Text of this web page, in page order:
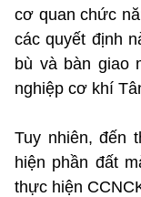
cơ quan chức
các quyết định
bù và bàn giao
nghiệp cơ khí
Tuy nhiên, đến
hiện phần đất
thực hiện